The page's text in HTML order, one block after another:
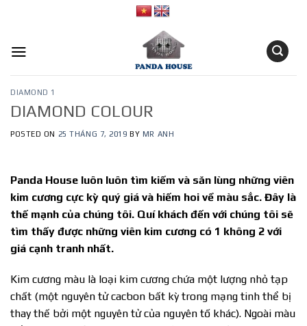
DIAMOND 1
DIAMOND COLOUR
POSTED ON 25 THÁNG 7, 2019 BY MR ANH
Panda House luôn luôn tìm kiếm và săn lùng những viên
kim cương cực kỳ quý giá và hiếm hoi về màu sắc. Đây là
thế mạnh của chúng tôi. Quí khách đến với chúng tôi sẽ
tìm thấy được những viên kim cương có 1 không 2 với
giá cạnh tranh nhất.
Kim cương màu là loại kim cương chứa một lượng nhỏ tạp
chất (một nguyên tử cacbon bất kỳ trong mạng tinh thể bị
thay thế bởi một nguyên tử của nguyên tố khác). Ngoài màu